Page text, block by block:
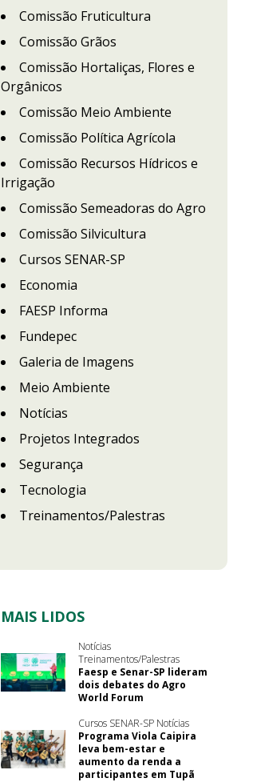
Comissão Fruticultura
Comissão Grãos
Comissão Hortaliças, Flores e
Orgânicos
Comissão Meio Ambiente
Comissão Política Agrícola
Comissão Recursos Hídricos e
Irrigação
Comissão Semeadoras do Agro
Comissão Silvicultura
Cursos SENAR-SP
Economia
FAESP Informa
Fundepec
Galeria de Imagens
Meio Ambiente
Notícias
Projetos Integrados
Segurança
Tecnologia
Treinamentos/Palestras
MAIS LIDOS
Notícias
Treinamentos/Palestras
Faesp e Senar-SP lideram
dois debates do Agro
World Forum
Cursos SENAR-SP Notícias
Programa Viola Caipira
leva bem-estar e
aumento da renda a
participantes em Tupã